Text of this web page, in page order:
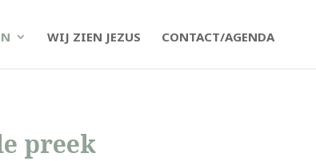
WIJ ZIEN JEZUS CONTACT/AGENDA
preek